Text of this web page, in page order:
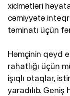
xidmətləri
cəmiyyətə
təminatı üçün
Həmçinin qeyd
rahatlığı üçün
işıqlı otaqlar,
yaradılıb.